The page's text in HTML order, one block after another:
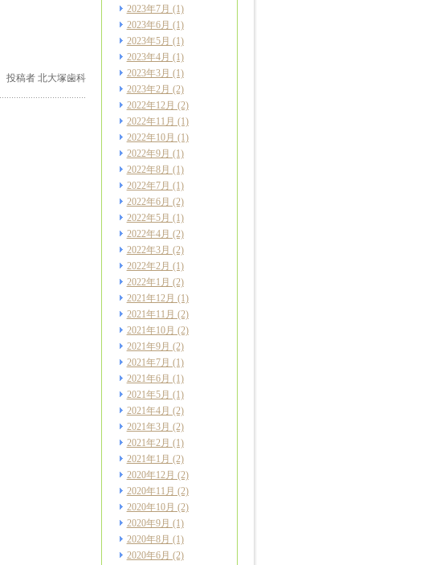
投稿者 北大塚歯科
2023年7月 (1)
2023年6月 (1)
2023年5月 (1)
2023年4月 (1)
2023年3月 (1)
2023年2月 (2)
2022年12月 (2)
2022年11月 (1)
2022年10月 (1)
2022年9月 (1)
2022年8月 (1)
2022年7月 (1)
2022年6月 (2)
2022年5月 (1)
2022年4月 (2)
2022年3月 (2)
2022年2月 (1)
2022年1月 (2)
2021年12月 (1)
2021年11月 (2)
2021年10月 (2)
2021年9月 (2)
2021年7月 (1)
2021年6月 (1)
2021年5月 (1)
2021年4月 (2)
2021年3月 (2)
2021年2月 (1)
2021年1月 (2)
2020年12月 (2)
2020年11月 (2)
2020年10月 (2)
2020年9月 (1)
2020年8月 (1)
2020年6月 (2)